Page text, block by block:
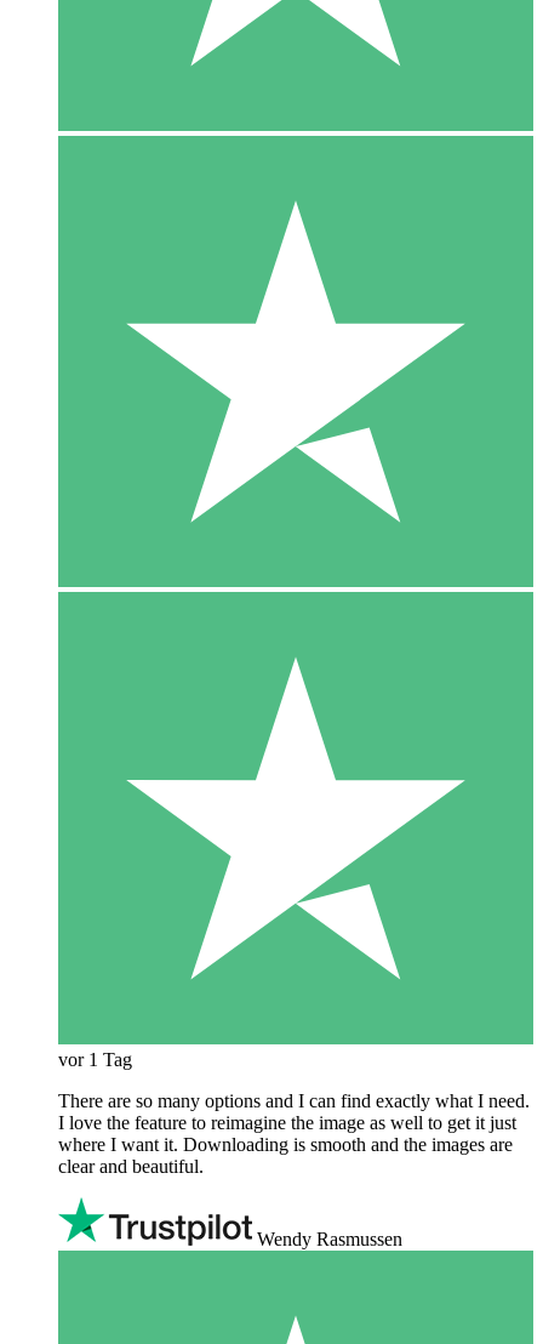
vor 1 Tag
There are so many options and I can find exactly what I need.
I love the feature to reimagine the image as well to get it just
where I want it. Downloading is smooth and the images are
clear and beautiful.
Wendy Rasmussen